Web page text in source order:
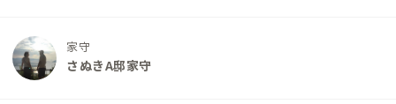
家守
さぬきA邸家守